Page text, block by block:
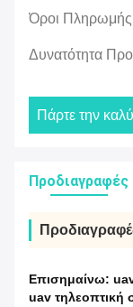
Όροι
Δυνατότητα
Πάρτε την
Προδιαγραφές
Επισημαίνω:
uav